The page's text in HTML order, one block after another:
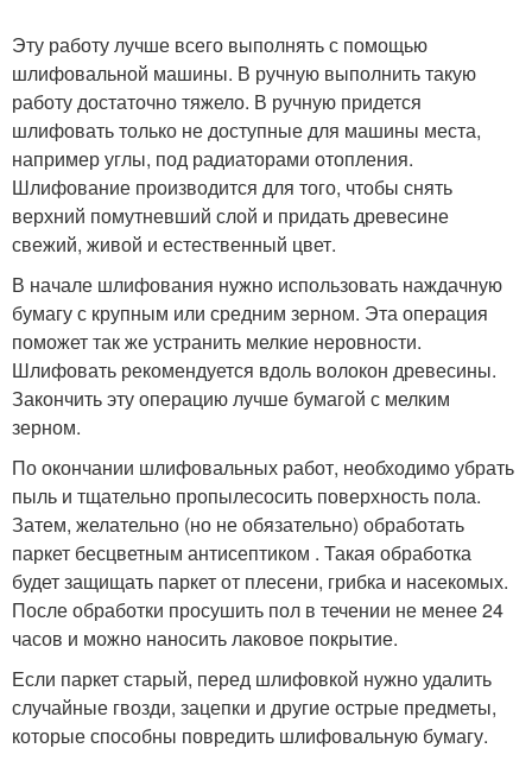
Эту работу лучше всего выполнять с помощью
шлифовальной машины. В ручную выполнить такую
работу достаточно тяжело. В ручную придется
шлифовать только не доступные для машины места,
например углы, под радиаторами отопления.
Шлифование производится для того, чтобы снять
верхний помутневший слой и придать древесине
свежий, живой и естественный цвет.
В начале шлифования нужно использовать наждачную
бумагу с крупным или средним зерном. Эта операция
поможет так же устранить мелкие неровности.
Шлифовать рекомендуется вдоль волокон древесины.
Закончить эту операцию лучше бумагой с мелким
зерном.
По окончании шлифовальных работ, необходимо убрать
пыль и тщательно пропылесосить поверхность пола.
Затем, желательно (но не обязательно) обработать
паркет бесцветным антисептиком . Такая обработка
будет защищать паркет от плесени, грибка и насекомых.
После обработки просушить пол в течении не менее 24
часов и можно наносить лаковое покрытие.
Если паркет старый, перед шлифовкой нужно удалить
случайные гвозди, зацепки и другие острые предметы,
которые способны повредить шлифовальную бумагу.